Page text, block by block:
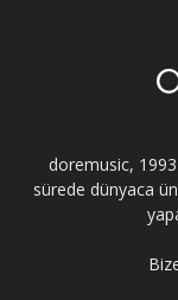
doremusic, 1993
sürede dünyaca